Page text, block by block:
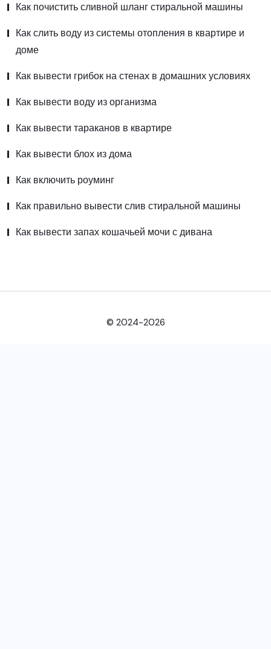
Как почистить сливной шланг стиральной машины
Как слить воду из системы отопления в квартире и
доме
Как вывести грибок на стенах в домашних условиях
Как вывести воду из организма
Как вывести тараканов в квартире
Как вывести блох из дома
Как включить роуминг
Как правильно вывести слив стиральной машины
Как вывести запах кошачьей мочи с дивана
© 2024-2026